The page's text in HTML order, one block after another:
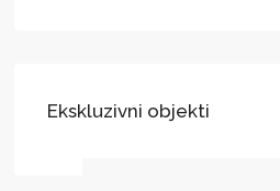
Ekskluzivni objekti